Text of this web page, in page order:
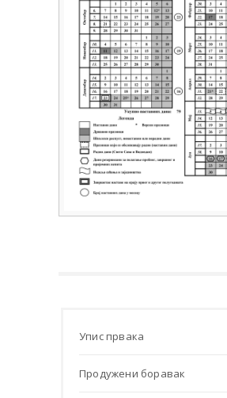
Упис првака
Продужени боравак